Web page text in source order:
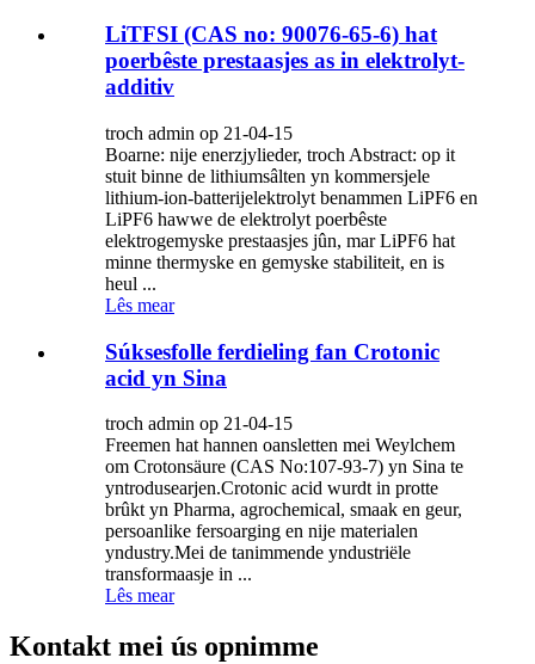
LiTFSI (CAS no: 90076-65-6) hat
poerbêste prestaasjes as in elektrolyt-
additiv
troch admin op 21-04-15
Boarne: nije enerzjylieder, troch Abstract: op it
stuit binne de lithiumsâlten yn kommersjele
lithium-ion-batterijelektrolyt benammen LiPF6 en
LiPF6 hawwe de elektrolyt poerbêste
elektrogemyske prestaasjes jûn, mar LiPF6 hat
minne thermyske en gemyske stabiliteit, en is
heul ...
Lês mear
Súksesfolle ferdieling fan Crotonic
acid yn Sina
troch admin op 21-04-15
Freemen hat hannen oansletten mei Weylchem ​​
om Crotonsäure (CAS No:107-93-7) yn Sina te
yntrodusearjen.Crotonic acid wurdt in protte
brûkt yn Pharma, agrochemical, smaak en geur,
persoanlike fersoarging en nije materialen
yndustry.Mei de tanimmende yndustriële
transformaasje in ...
Lês mear
Kontakt mei ús opnimme